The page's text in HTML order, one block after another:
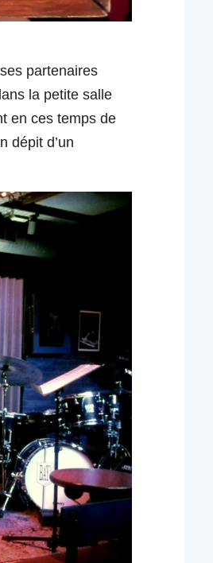
partenaires
la petite salle
en ces temps de
dépit d’un